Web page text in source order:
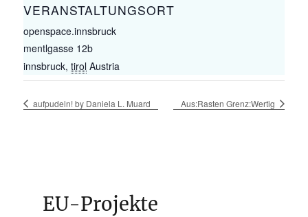
VERANSTALTUNGSORT
openspace.innsbruck
mentlgasse 12b
innsbruck, tirol Austria
aufpudeln! by Daniela L. Muard Aus:Rasten Grenz:Wertig
EU-Projekte